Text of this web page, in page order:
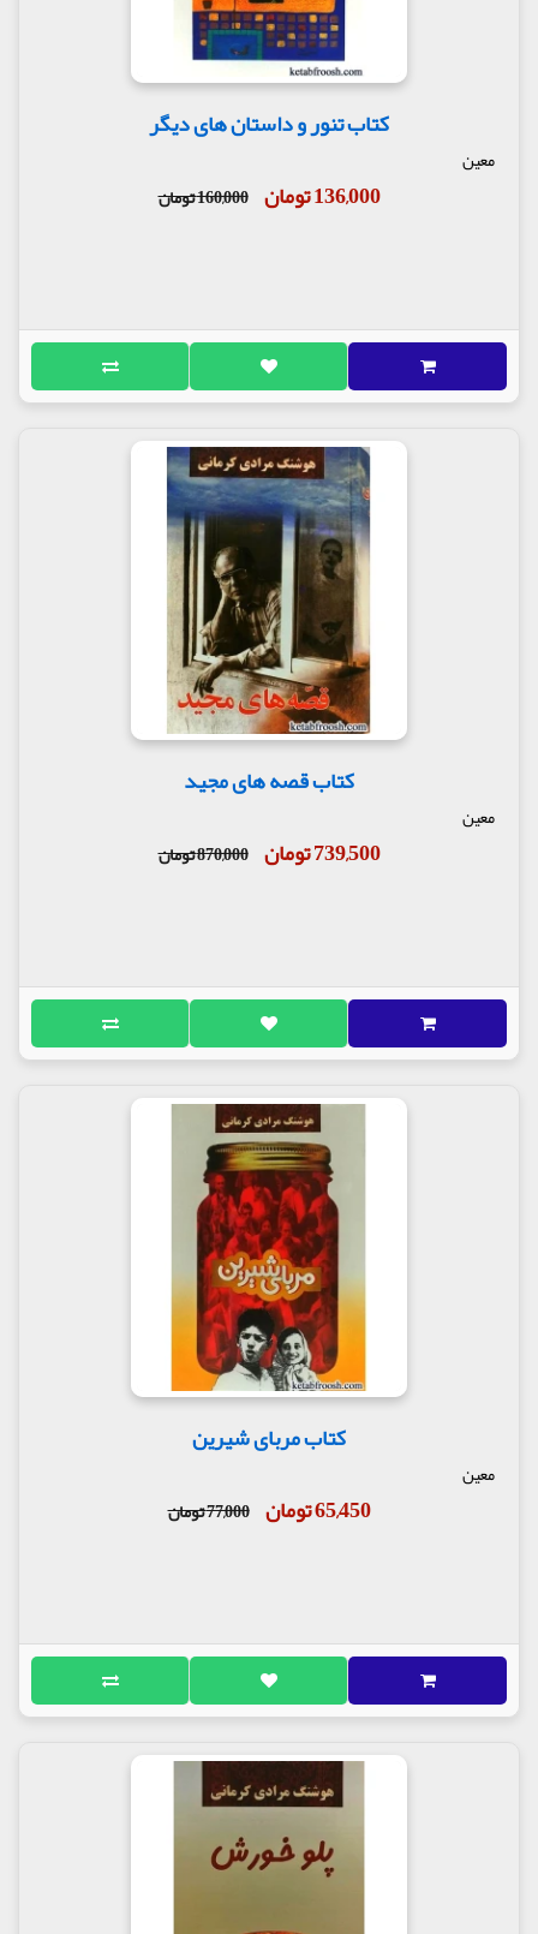
کتاب تنور و داستان های دیگر
معین
136,000 تومان 160,000 تومان
کتاب قصه های مجید
معین
739,500 تومان 870,000 تومان
کتاب مربای شیرین
معین
65,450 تومان 77,000 تومان